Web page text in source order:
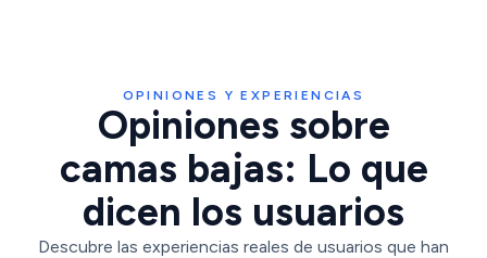
OPINIONES Y EXPERIENCIAS
Opiniones sobre
camas bajas: Lo que
dicen los usuarios
Descubre las experiencias reales de usuarios que han